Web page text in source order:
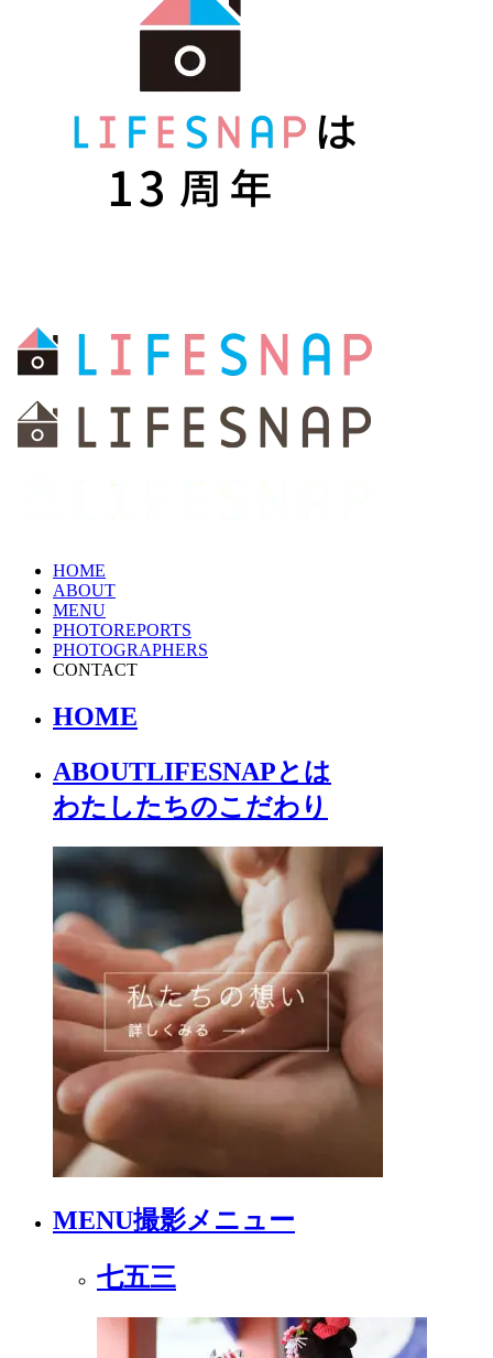
HOME
ABOUT
MENU
PHOTOREPORTS
PHOTOGRAPHERS
CONTACT
HOME
ABOUTLIFESNAPとは
わたしたちのこだわり
MENU撮影メニュー
七五三